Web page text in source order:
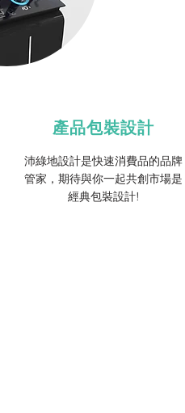
產品包裝設計
沛綠地設計是快速消費品的品牌
管家，期待與你一起共創市場是
經典包裝設計!